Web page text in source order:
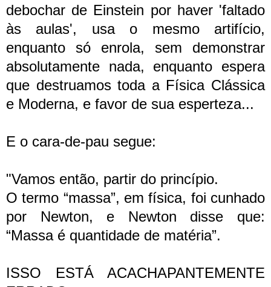
debochar de Einstein por haver 'faltado
às aulas', usa o mesmo artifício,
enquanto só enrola, sem demonstrar
absolutamente nada, enquanto espera
que destruamos toda a Física Clássica
e Moderna, e favor de sua esperteza...
E o cara-de-pau segue:
"Vamos então, partir do princípio.
O termo “massa”, em física, foi cunhado
por Newton, e Newton disse que:
“Massa é quantidade de matéria”.
ISSO ESTÁ ACACHAPANTEMENTE